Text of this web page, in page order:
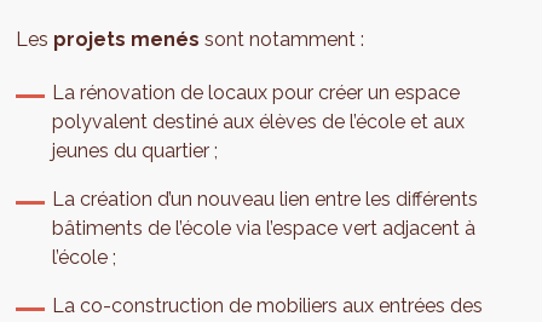
Les projets menés sont notamment :
La rénovation de locaux pour créer un espace
polyvalent destiné aux élèves de l’école et aux
jeunes du quartier ;
La création d’un nouveau lien entre les différents
bâtiments de l’école via l’espace vert adjacent à
l’école ;
La co-construction de mobiliers aux entrées des